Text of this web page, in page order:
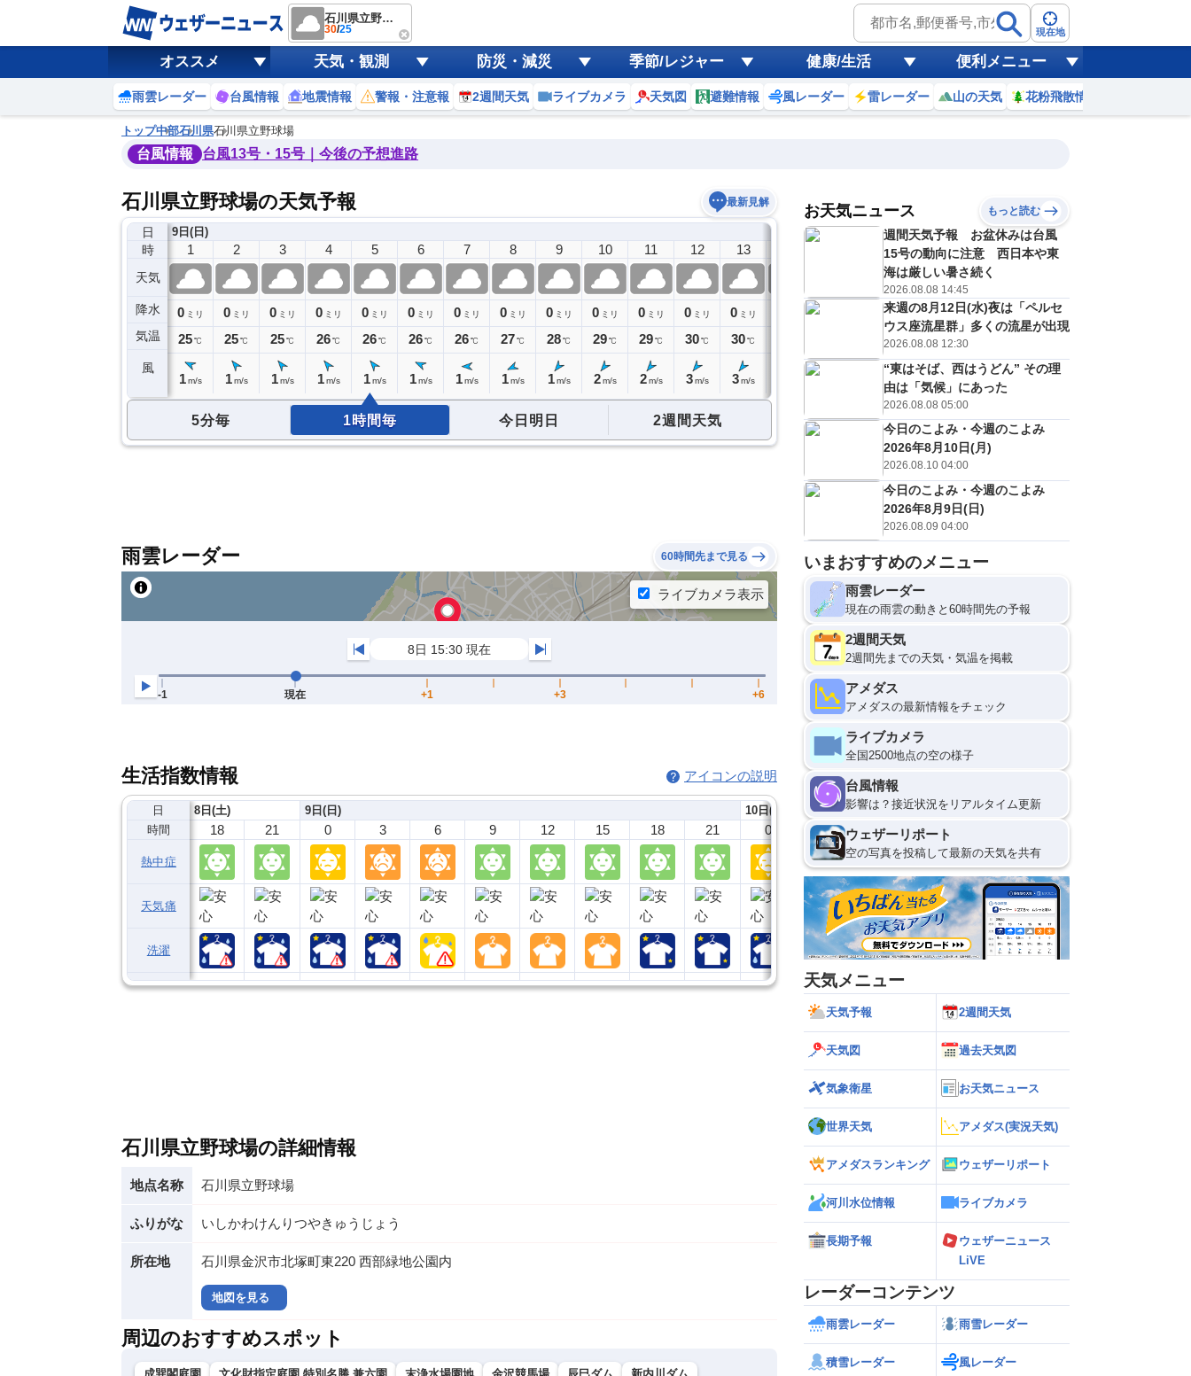
石川県立野球場
30/25 現在地
オススメ 天気・観測 防災・減災 季節/レジャー 健康/生活 便利メニュー
雨雲レーダー 台風情報 地震情報 警報・注意報 2週間天気 ライブカメラ 天気図 避難情報 風レーダー 雷レーダー 山の天気 花粉飛散情報
トップ中部石川県石川県立野球場
台風情報 台風13号・15号｜今後の予想進路
石川県立野球場の天気予報 最新見解
日
時
天気
降水
気温
風
9日(日)
0
0ミリ
25℃
1
0 ミリ
25℃
1 m/s
2
0 ミリ
25℃
1 m/s
3
0 ミリ
25℃
1 m/s
4
0 ミリ
26℃
1 m/s
5
0 ミリ
26℃
1 m/s
6
0 ミリ
26℃
1 m/s
7
0 ミリ
26℃
1 m/s
8
0 ミリ
27℃
1 m/s
9
0 ミリ
28℃
1 m/s
10
0 ミリ
29℃
2 m/s
11
0 ミリ
29℃
2 m/s
12
0 ミリ
30℃
3 m/s
13
0 ミリ
30℃
3 m/s
16
ミリ
℃
m/s
17
0ミリ
29 ℃
3m/s
18
0ミリ
28
3 m/s
19
0
2
20
0ミリ
1
5分毎 1時間毎 今日明日 2週間天気
雨雲レーダー 60時間先まで見る
生活指数情報 アイコンの説明
日
時間
熱中症
天気痛
洗濯
8日(土)
18 21
9日(日)
0 3 6 9 12 15 18 21
10日(月)
0
石川県立野球場の詳細情報
地点名称 石川県立野球場
ふりがな いしかわけんりつやきゅうじょう
所在地 石川県金沢市北塚町東220 西部緑地公園内
地図を見る
周辺のおすすめスポット
お天気ニュース もっと読む
週間天気予報 お盆休みは台風
15号の動向に注意 西日本や東
海は厳しい暑さ続く
2026.08.08 14:45
来週の8月12日(水)夜は「ペルセ
ウス座流星群」多くの流星が出現
2026.08.08 12:30
“東はそば、西はうどん” その理
由は「気候」にあった
2026.08.08 05:00
今日のこよみ・今週のこよみ
2026年8月10日(月)
2026.08.10 04:00
今日のこよみ・今週のこよみ
2026年8月9日(日)
2026.08.09 04:00
いまおすすめのメニュー
雨雲レーダー
現在の雨雲の動きと60時間先の予報
2週間天気
2週間先までの天気・気温を掲載
アメダス
アメダスの最新情報をチェック
ライブカメラ
全国2500地点の空の様子
台風情報
影響は？接近状況をリアルタイム更新
ウェザーリポート
空の写真を投稿して最新の天気を共有
天気メニュー
天気予報 2週間天気
天気図 過去天気図
気象衛星 お天気ニュース
世界天気 アメダス(実況天気)
アメダスランキング ウェザーリポート
河川水位情報 ライブカメラ
長期予報
ウェザーニュース
LiVE
レーダーコンテンツ
雨雲レーダー 雨雪レーダー
積雪レーダー 風レーダー